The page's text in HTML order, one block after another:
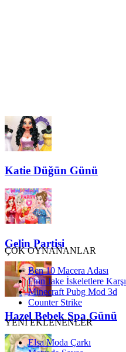
Katie Düğün Günü
Gelin Partisi
Hazel Bebek Spa Günü
ÇOK OYNANANLAR
Ben 10 Macera Adası
Finn Jake İskeletlere Karşı
Minecraft Pubg Mod 3d
Counter Strike
YENİ EKLENENLER
Elsa Moda Çarkı